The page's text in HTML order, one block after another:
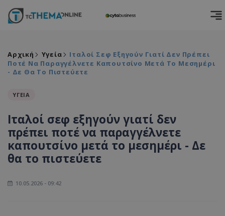
Αρχική Υγεία
Ιταλοί Σεφ Εξηγούν Γιατί Δεν Πρέπει
Ποτέ Να Παραγγέλνετε Καπουτσίνο Μετά Το Μεσημέρι
- Δε Θα Το Πιστεύετε
ΥΓΕΙΑ
Ιταλοί σεφ εξηγούν γιατί δεν
πρέπει ποτέ να παραγγέλνετε
καπουτσίνο μετά το μεσημέρι - Δε
θα το πιστεύετε
10.05.2026 - 09:42